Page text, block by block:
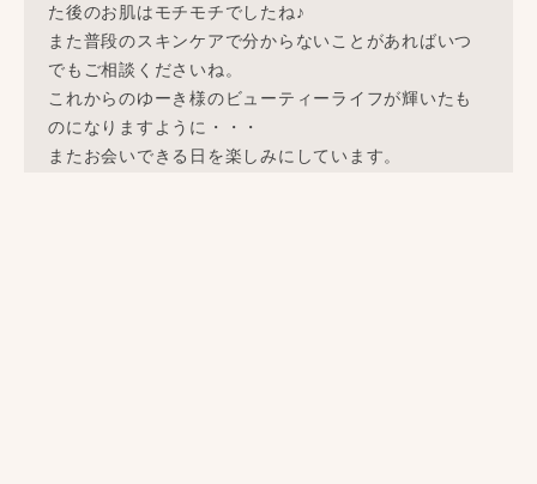
た後のお肌はモチモチでしたね♪
また普段のスキンケアで分からないことがあればいつ
でもご相談くださいね。
これからのゆーき様のビューティーライフが輝いたも
のになりますように・・・
またお会いできる日を楽しみにしています。